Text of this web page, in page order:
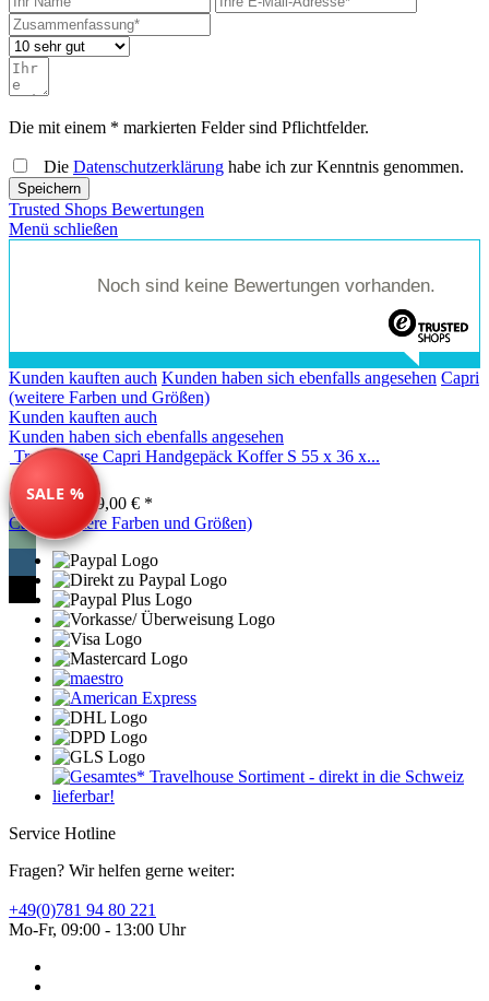
Die mit einem * markierten Felder sind Pflichtfelder.
Die Datenschutzerklärung habe ich zur Kenntnis genommen.
Speichern
Trusted Shops Bewertungen
Menü schließen
Noch sind keine Bewertungen vorhanden.
Kunden kauften auch Kunden haben sich ebenfalls angesehen Capri
(weitere Farben und Größen)
Kunden kauften auch
Kunden haben sich ebenfalls angesehen
SALE %
Travelhouse Capri Handgepäck Koffer S 55 x 36 x...
74,99 € *149,00 € *
Capri (weitere Farben und Größen)
Service Hotline
Fragen? Wir helfen gerne weiter:
+49(0)781 94 80 221
Mo-Fr, 09:00 - 13:00 Uhr